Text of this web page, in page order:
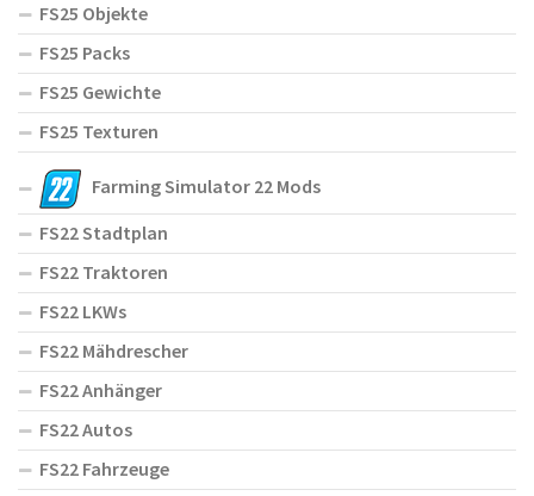
FS25 Objekte
FS25 Packs
FS25 Gewichte
FS25 Texturen
Farming Simulator 22 Mods
FS22 Stadtplan
FS22 Traktoren
FS22 LKWs
FS22 Mähdrescher
FS22 Anhänger
FS22 Autos
FS22 Fahrzeuge